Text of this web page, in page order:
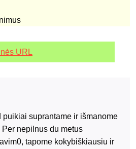
URL
suprantame ir išmanome
nepilnus du metus
tapome kokybiškiausiu ir